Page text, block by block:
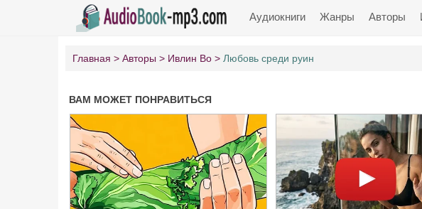
Аудиокниги Жанры Авторы
Главная Авторы Ивлин Во Любовь среди руин